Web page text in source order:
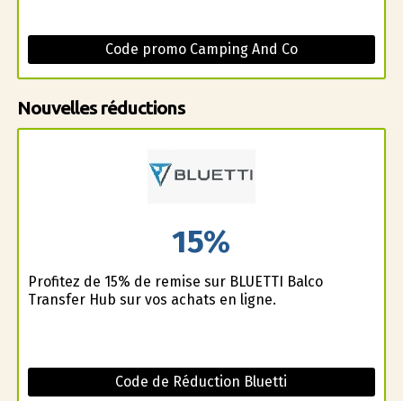
Code promo Camping And Co
Nouvelles réductions
15%
Profitez de 15% de remise sur BLUETTI Balco
Transfer Hub sur vos achats en ligne.
Code de Réduction Bluetti